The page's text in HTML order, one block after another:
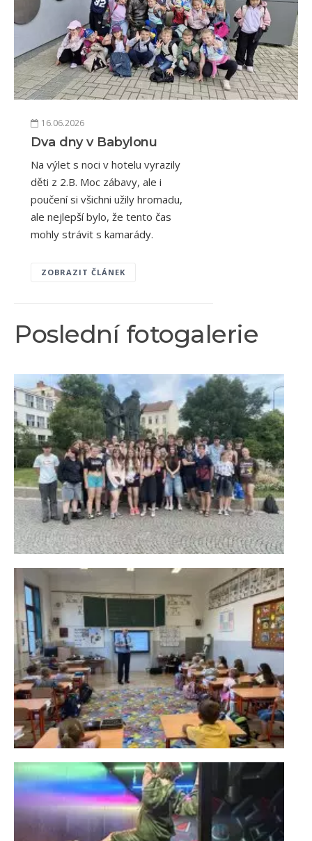
16.06.2026
Dva dny v Babylonu
Na výlet s noci v hotelu vyrazily
děti z 2.B. Moc zábavy, ale i
poučení si všichni užily hromadu,
ale nejlepší bylo, že tento čas
mohly strávit s kamarády.
ZOBRAZIT ČLÁNEK
Poslední fotogalerie